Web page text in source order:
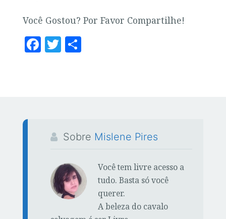
Você Gostou? Por Favor Compartilhe!
F T S
Sobre Mislene Pires
Você tem livre acesso a
tudo. Basta só você
querer.
A beleza do cavalo